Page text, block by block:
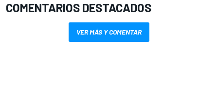
COMENTARIOS DESTACADOS
VER MÁS Y COMENTAR